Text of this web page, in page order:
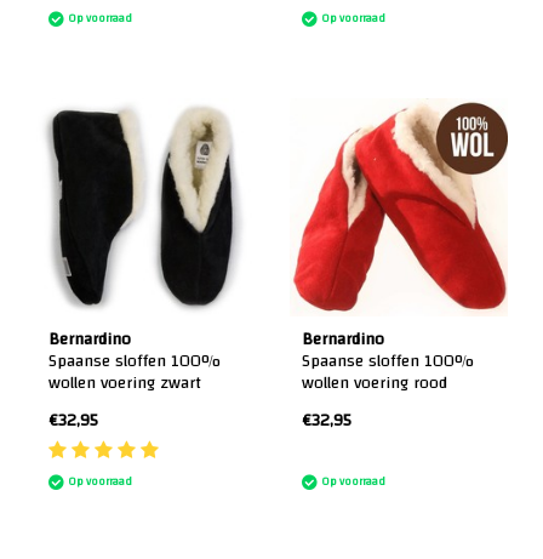
Op voorraad
Op voorraad
Bernardino
Spaanse sloffen 100%
wollen voering zwart
€32,95
Op voorraad
Bernardino
Spaanse sloffen 100%
wollen voering rood
€32,95
Op voorraad